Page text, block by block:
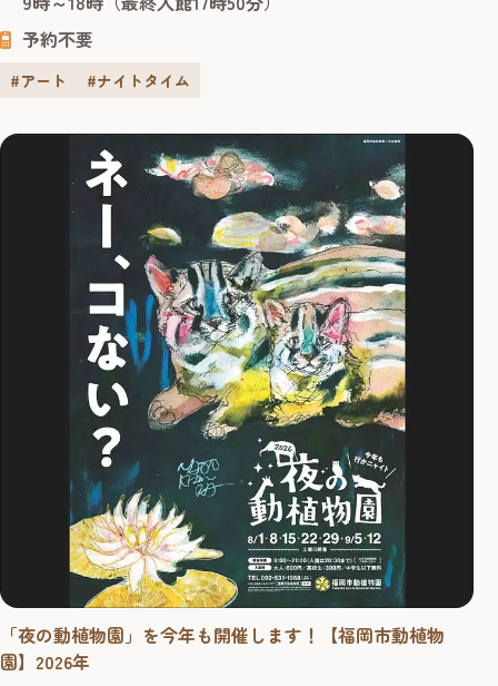
1910年、九州沖縄八県連合共進会の迎賓館として建てら
れ、明治43年には皇族の宿泊所としても使われた歴史ある
建物です。急勾配の屋根や...
予約不要
#アート #ナイトタイム
「夜の動植物園」を今年も開催します！【福岡市動植物
園】2026年